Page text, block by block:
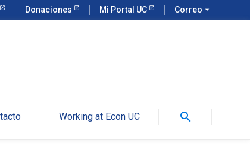
Donaciones Mi Portal UC Correo arrow_drop_down
Working at Econ UC search